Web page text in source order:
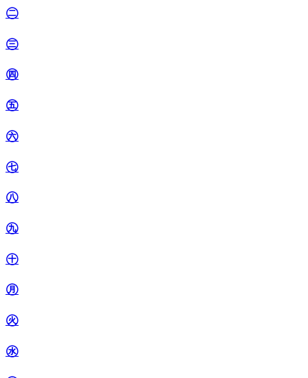
㊁
㊂
㊃
㊄
㊅
㊆
㊇
㊈
㊉
㊊
㊋
㊌